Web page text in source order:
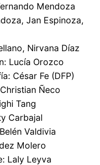
Mendoza
Jan Espinoza,
Nirvana Díaz
Lucía Orozco
César Fe (DFP)
Ñeco
Tang
Carbajal
Valdivia
Molero
Laly Leyva